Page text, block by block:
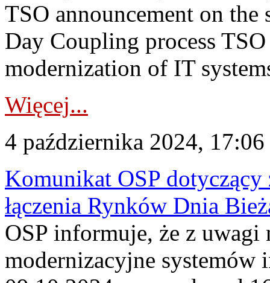
TSO announcement on
Day Coupling process
modernization of IT
Więcej...
4 października 2024, 17:06
Komunikat OSP dotyczący
łączenia Rynków Dnia
OSP informuje, że z uwagi
modernizacyjne systemów